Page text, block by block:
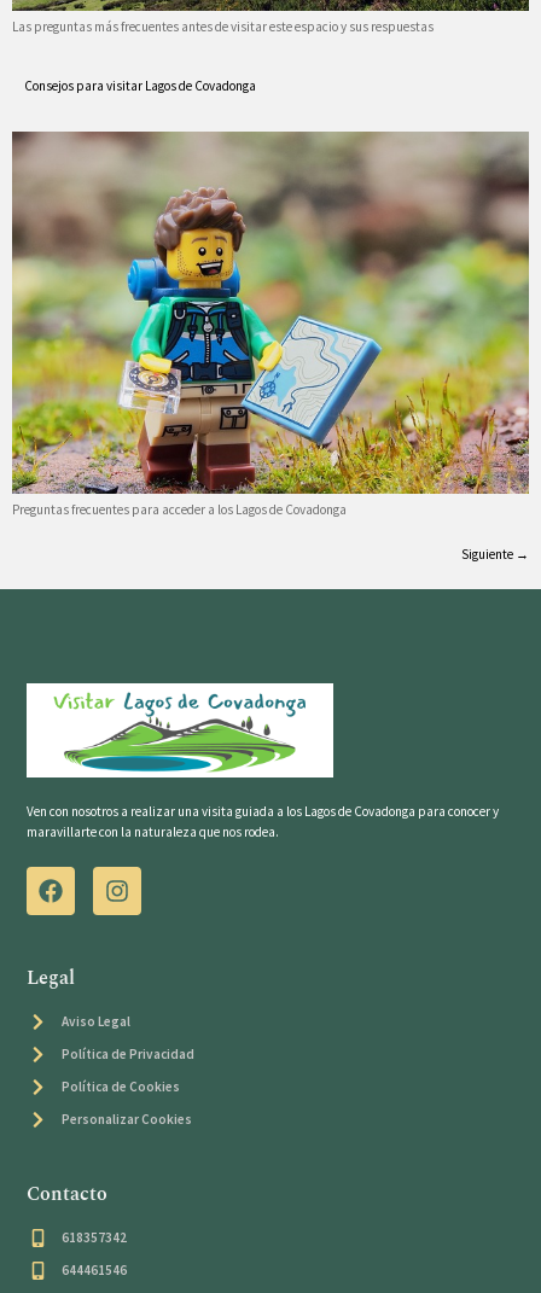
Las preguntas más frecuentes antes de visitar este espacio y sus respuestas
Consejos para visitar Lagos de Covadonga
Preguntas frecuentes para acceder a los Lagos de Covadonga
Siguiente →
Ven con nosotros a realizar una visita guiada a los Lagos de Covadonga para conocer y
maravillarte con la naturaleza que nos rodea.
Legal
Aviso Legal
Política de Privacidad
Política de Cookies
Personalizar Cookies
Contacto
618357342
644461546